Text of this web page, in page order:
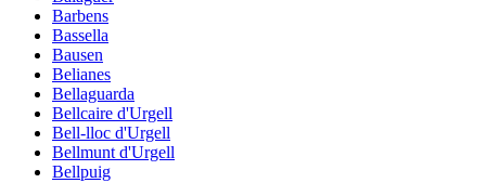
Barbens
Bassella
Bausen
Belianes
Bellaguarda
Bellcaire d'Urgell
Bell-lloc d'Urgell
Bellmunt d'Urgell
Bellpuig